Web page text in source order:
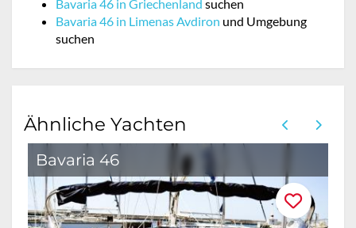
Bavaria 46 in Griechenland suchen
Bavaria 46 in Limenas Avdiron und Umgebung
suchen
Ähnliche Yachten
Bavaria 46